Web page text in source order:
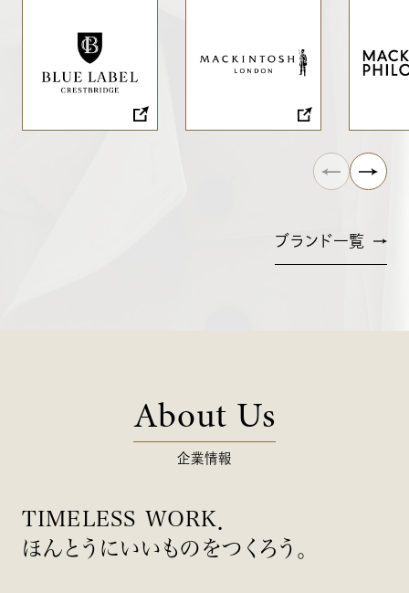
ブランド一覧
企業情報
About Us
TIMELESS WORK．
ほんとうにいいものをつくろう。